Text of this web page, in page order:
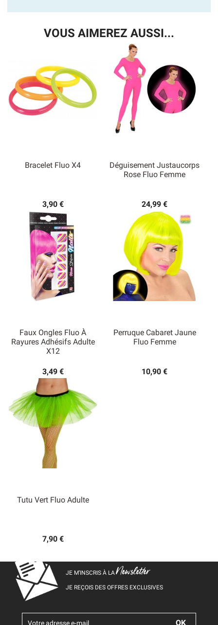
VOUS AIMEREZ AUSSI...
Bracelet Fluo X4
3,90 €
Déguisement Justaucorps
Rose Fluo Femme
24,99 €
Faux Ongles Fluo À
Rayures Adhésifs Adulte
X12
3,49 €
Perruque Cabaret Jaune
Fluo Femme
10,90 €
Tutu Vert Fluo Adulte
7,90 €
JE M’INSCRIS À LANewsletter
JE REÇOIS DES OFFRES EXCLUSIVES